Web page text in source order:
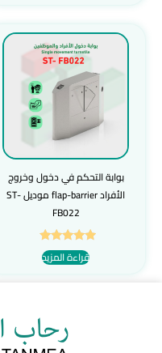
بوابة التحكم في دخول وخروج
الأفراد flap-barrier موديل ST-
FB022
تم التقييم
5.00
قراءة المزيد